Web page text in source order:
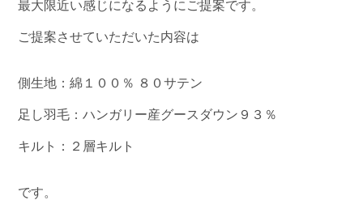
最大限近い感じになるようにご提案です。
ご提案させていただいた内容は
側生地：綿１００％ ８０サテン
足し羽毛：ハンガリー産グースダウン９３％
キルト：２層キルト
です。